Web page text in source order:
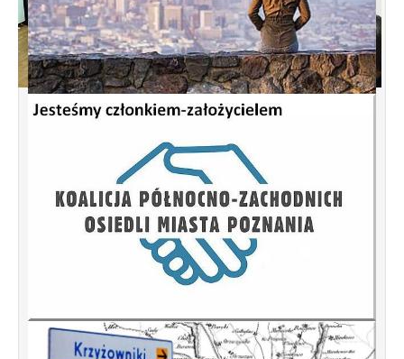
Spotkanie informacyjne w sprawie
budowy ulic Łebska, Łagowska,
Kociewska, Żukowska